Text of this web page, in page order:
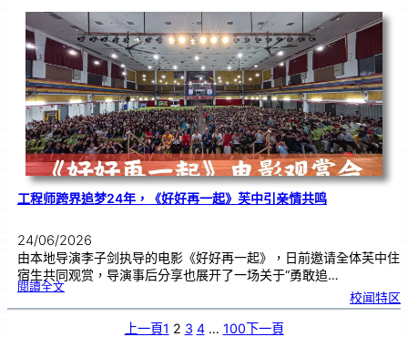
友
校
线
上
流
|传
统
游
戏
连
结
跨
国
友
谊
工程师跨界追梦24年，《好好再一起》芙中引亲情共鸣
24/06/2026
由本地导演李子剑执导的电影《好好再一起》，日前邀请全体芙中住
宿生共同观赏，导演事后分享也展开了一场关于“勇敢追…
閱讀全文:工
师
跨
校闻特区
上一頁1 2 3 4 … 100下一頁